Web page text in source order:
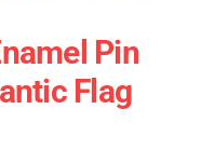
Pin
Flag